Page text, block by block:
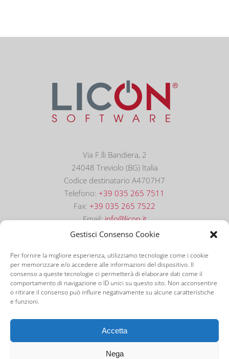
Gestisci Consenso Cookie
Per fornire la migliore esperienza, utilizziamo tecnologie come i cookie
per memorizzare e/o accedere alle informazioni del dispositivo. Il
consenso a queste tecnologie ci permetterà di elaborare dati come il
comportamento di navigazione o ID unici su questo sito. Non acconsentire
o ritirare il consenso può influire negativamente su alcune caratteristiche
e funzioni.
Accetta
Nega
Via F.lli Bandiera, 2
24048 Treviolo (BG) Italia
Codice destinatario A4707H7
Telefono: +39 035 265 7511
Fax: +39 035 265 7522
Email:info@licon.it
©2026 Licon Software S.r.l. | P.IVA: 01906030166 |
Tutti i Diritti Riservati | Powered by
Privacy Policy|Cookie Policy